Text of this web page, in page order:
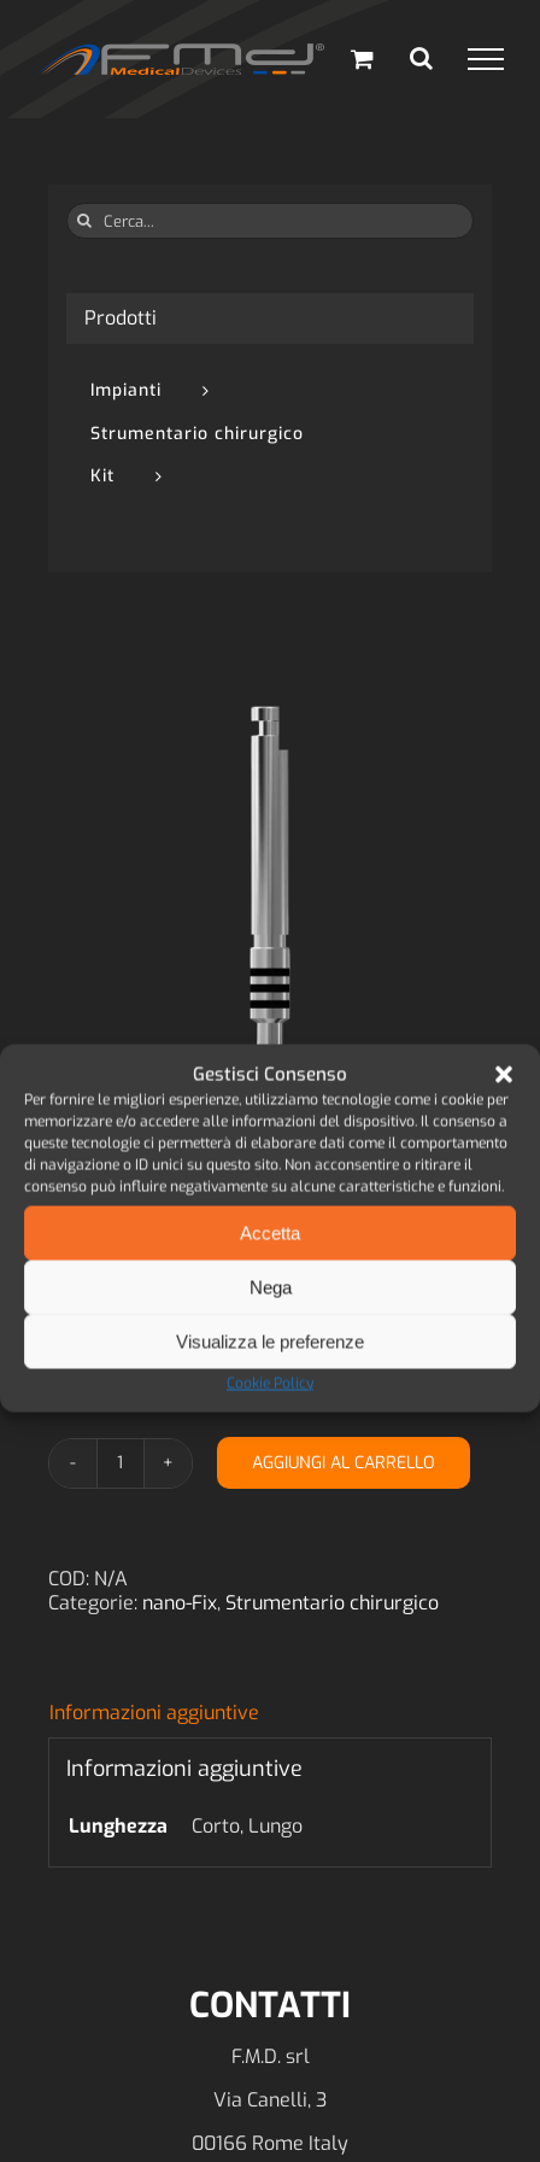
Gestisci Consenso
Per fornire le migliori esperienze, utilizziamo tecnologie come i cookie per
memorizzare e/o accedere alle informazioni del dispositivo. Il consenso a
queste tecnologie ci permetterà di elaborare dati come il comportamento
di navigazione o ID unici su questo sito. Non acconsentire o ritirare il
consenso può influire negativamente su alcune caratteristiche e funzioni.
Accetta
Nega
Visualizza le preferenze
Cookie Policy
contenuto
Avvitatore per Contrangolo nano-Fix
Avvitatore
per
Fix
quantità
AGGIUNGI AL CARRELLO
COD: N/A
Categorie: nano-Fix, Strumentario chirurgico
Informazioni aggiuntive
Informazioni aggiuntive
Lunghezza Corto, Lungo
Cerca
per:
Prodotti
Impianti
Strumentario chirurgico
Kit
CONTATTI
F.M.D. srl
Via Canelli, 3
00166 Rome Italy